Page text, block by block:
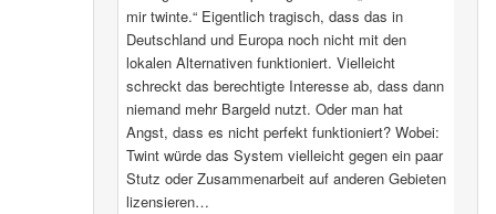
mir twinte.“ Eigentlich tragisch, dass das in
Deutschland und Europa noch nicht mit den
lokalen Alternativen funktioniert. Vielleicht
schreckt das berechtigte Interesse ab, dass dann
niemand mehr Bargeld nutzt. Oder man hat
Angst, dass es nicht perfekt funktioniert? Wobei:
Twint würde das System vielleicht gegen ein paar
Stutz oder Zusammenarbeit auf anderen Gebieten
lizensieren…